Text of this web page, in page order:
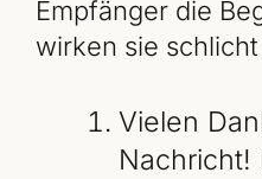
Empfänger die
wirken sie
Vielen
Nachricht!